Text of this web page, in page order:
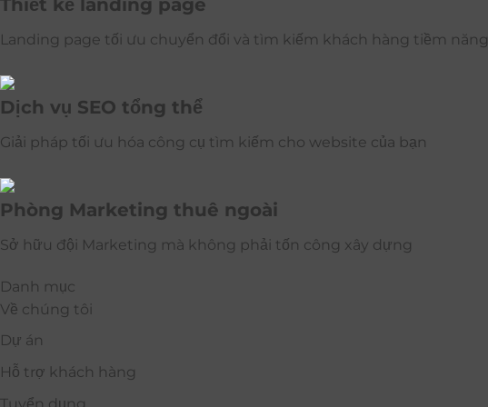
Thiết kế landing page
Landing page tối ưu chuyển đổi và tìm kiếm khách hàng tiềm năng
Dịch vụ SEO tổng thể
Giải pháp tối ưu hóa công cụ tìm kiếm cho website của bạn
Phòng Marketing thuê ngoài
Sở hữu đội Marketing mà không phải tốn công xây dựng
Danh mục
Về chúng tôi
Dự án
Hỗ trợ khách hàng
Tuyển dụng